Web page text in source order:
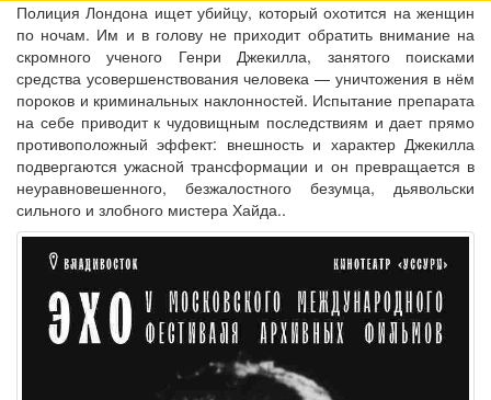
Полиция Лондона ищет убийцу, который охотится на женщин
по ночам. Им и в голову не приходит обратить внимание на
скромного ученого Генри Джекилла, занятого поисками
средства усовершенствования человека — уничтожения в нём
пороков и криминальных наклонностей. Испытание препарата
на себе приводит к чудовищным последствиям и дает прямо
противоположный эффект: внешность и характер Джекилла
подвергаются ужасной трансформации и он превращается в
неуравновешенного, безжалостного безумца, дьявольски
сильного и злобного мистера Хайда..